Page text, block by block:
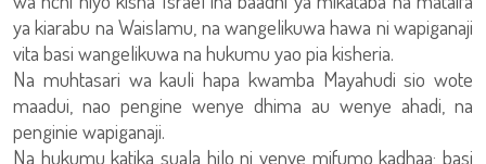
ya kiarabu na Waislamu, na wangelikuwa hawa ni wapiganaji
vita basi wangelikuwa na hukumu yao pia kisheria.
Na muhtasari wa kauli hapa kwamba Mayahudi sio wote
maadui, nao pengine wenye dhima au wenye ahadi, na
penginie wapiganaji.
Na hukumu katika suala hilo ni yenye mifumo kadhaa; basi